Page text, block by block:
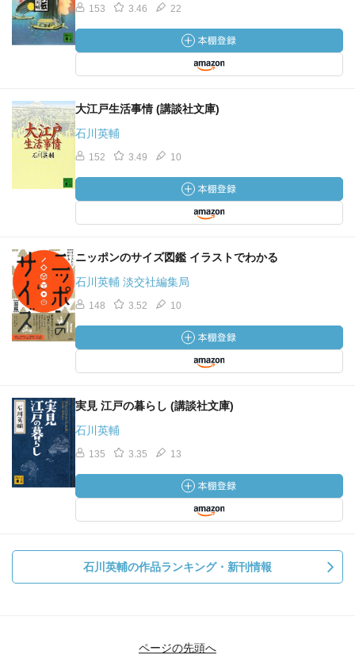
個々が自分なりに幸せであれば
集いと棲み分けの秩序が自ずと創られる
個にとっての幸せとは自己主張する公でも私でもなく
自分を知る意識のことだけだから
お互いにジャマさえしなければ
逃げこむための場を宣言して所有する必要もないし
その時いる場所がそのまま自分なりの過不足のない場とな
教育も然りで管理教育だと欲が先回りして凸凹になって
お互いを潰し合うことになる
切磋琢磨しながら相乗効果を生み出すだろう
民主主義を主張する以上は干渉し合う事を控えて
個々が自律を求める自己管理と自己責任とを携え
お互いに繋がることで対等性と自在性を大事にする環境を
創造していかなければならない
その結果自ずと心と肉体が調和の関係を創り出すだろう
西洋にあって江戸に無かったものといえば
一神教と大量生産的工業と奴隷貿易と植民地経営ぐらいで
あり
逆はと言えば識字率の高さや趣味の広さや自主的選択肢の
多さや
清潔な街並みや治安の良さなど庶民が愉しく暮らせた環境
お伊勢参りで代表される旅も盛んだったようだ
総数で51,500人で男女比は男が三で女が二で
153 3.46 22
大江戸生活事情 (講談社文庫)
石川英輔
152 3.49 10
ニッポンのサイズ図鑑 イラストでわかる
石川英輔 淡交社編集局
148 3.52 10
実見 江戸の暮らし (講談社文庫)
石川英輔
135 3.35 13
石川英輔の作品ランキング・新刊情報
ページの先頭へ